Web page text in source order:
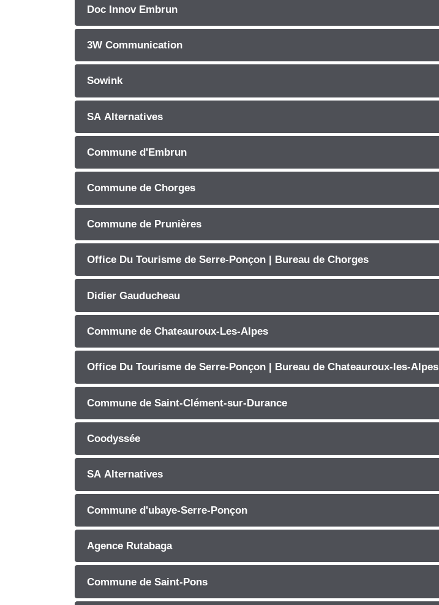
Doc Innov Embrun
3W Communication
Sowink
SA Alternatives
Commune d'Embrun
Commune de Chorges
Commune de Prunières
Office Du Tourisme de Serre-Ponçon | Bureau de Chorges
Didier Gauducheau
Commune de Chateauroux-Les-Alpes
Office Du Tourisme de Serre-Ponçon | Bureau de Chateauroux-les-Alpes
Commune de Saint-Clément-sur-Durance
Coodyssée
SA Alternatives
Commune d'ubaye-Serre-Ponçon
Agence Rutabaga
Commune de Saint-Pons